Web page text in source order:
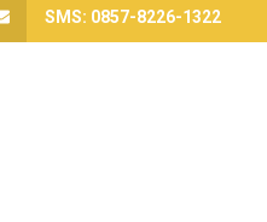
SMS: 0857-8226-1322